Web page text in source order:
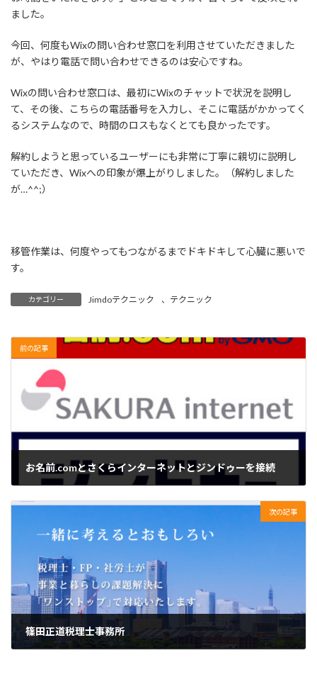
ました。
今回、何度もWixの問い合わせ窓口を利用させていただきました
が、やはり電話で問い合わせできるのは安心ですね。
Wixの問い合わせ窓口は、最初にWixのチャットで状況を説明し
て、その後、こちらの電話番号を入力し、そこに電話がかかってく
るシステムなので、時間のロスもなくとても良かったです。
解約しようと思っているユーザーにも非常に丁寧に親切に説明し
ていただき、Wixへの印象が爆上がりしました。（解約しました
が…^^;）
移管作業は、何度やってもつながるまでドキドキして心臓に悪いで
す。
カテゴリー Jimdoテクニック 、 テクニック
前の記事
お名前.comとさくらインターネットとジンドゥーを接続
次の記事
篠田正道税理士事務所